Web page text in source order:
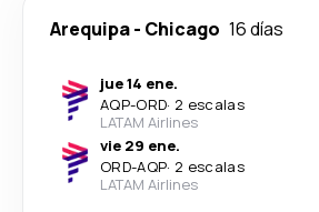
Arequipa- Chicago 16 días
jue 14 ene.
AQP-ORD· 2 escalas
LATAM Airlines
vie 29 ene.
ORD-AQP· 2 escalas
LATAM Airlines